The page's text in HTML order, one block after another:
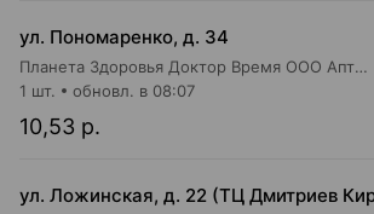
ул. Пономаренко, д. 34
Планета Здоровья Доктор Время ООО Аптека №53
10,53 р.
1 шт. обновл. в 08:07
ул. Ложинская, д. 22 (ТЦ Дмитриев